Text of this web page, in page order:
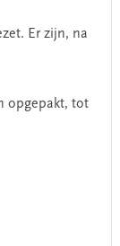
Er zijn, na
opgepakt, tot